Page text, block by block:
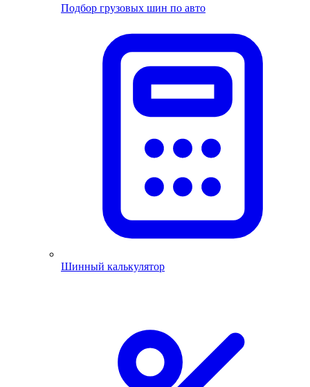
Подбор грузовых шин по авто
Шинный калькулятор